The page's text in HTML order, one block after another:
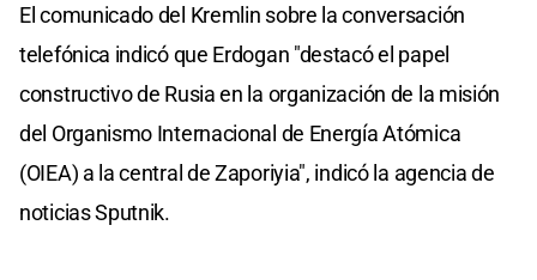
El comunicado del Kremlin sobre la conversación
telefónica indicó que Erdogan "destacó el papel
constructivo de Rusia en la organización de la misión
del Organismo Internacional de Energía Atómica
(OIEA) a la central de Zaporiyia", indicó la agencia de
noticias Sputnik.